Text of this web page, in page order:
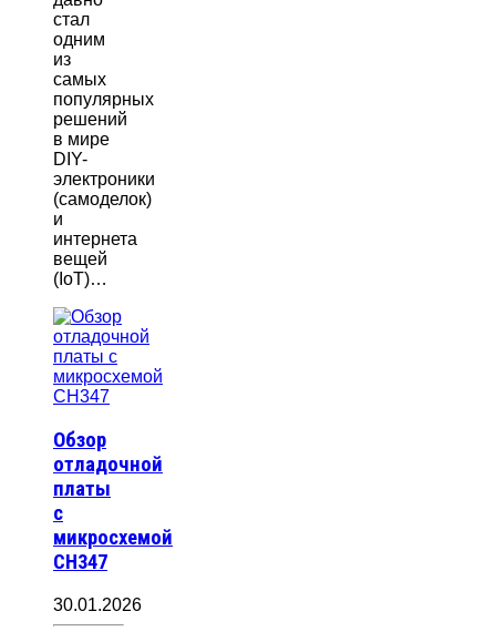
стал
одним
из
самых
популярных
решений
в мире
DIY-
электроники
(самоделок)
и
интернета
вещей
(IoT)…
Обзор
отладочной
платы
с
микросхемой
CH347
30.01.2026